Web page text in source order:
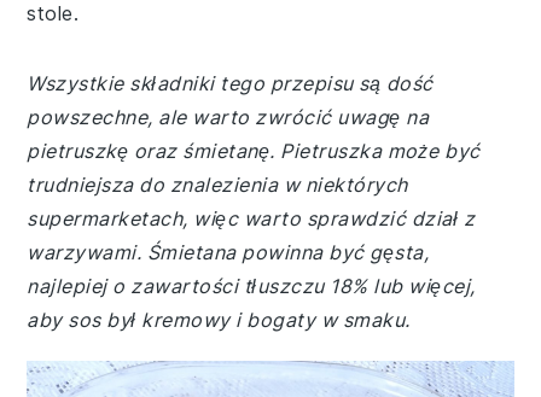
stole.
Wszystkie składniki tego przepisu są dość
powszechne, ale warto zwrócić uwagę na
pietruszkę oraz śmietanę. Pietruszka może być
trudniejsza do znalezienia w niektórych
supermarketach, więc warto sprawdzić dział z
warzywami. Śmietana powinna być gęsta,
najlepiej o zawartości tłuszczu 18% lub więcej,
aby sos był kremowy i bogaty w smaku.